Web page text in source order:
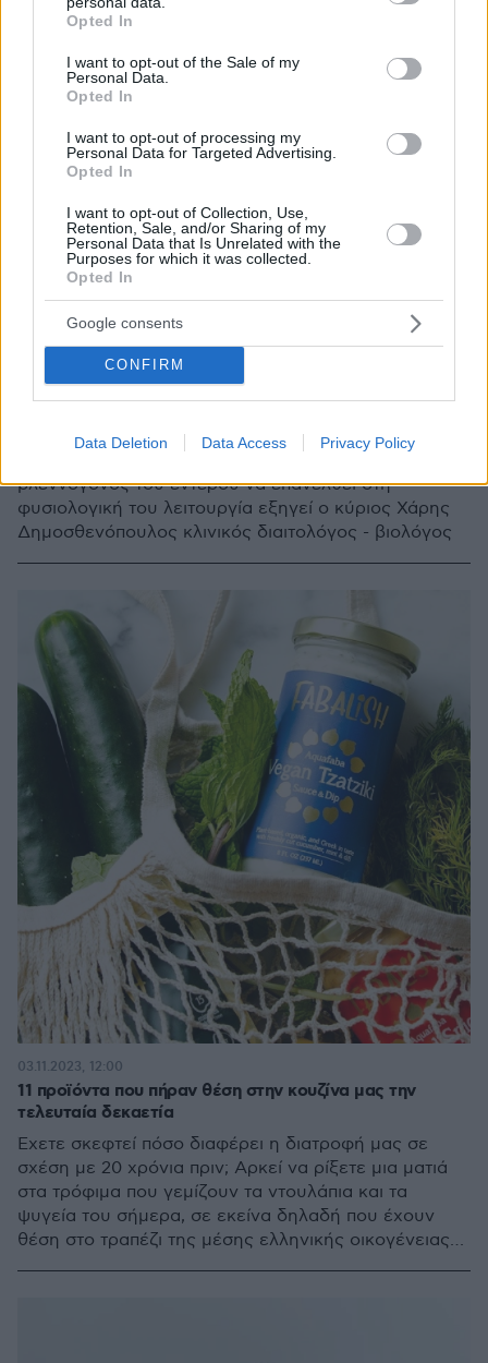
grant or deny consent to Google and its third-party tags to
use your data for below specified purposes in below Google
consent section.
Opted In
I want to opt-out of the Sale of my
Personal Data.
Opted In
I want to opt-out of processing my
Personal Data for Targeted Advertising.
Opted In
I want to opt-out of Collection, Use,
Retention, Sale, and/or Sharing of my
Personal Data that Is Unrelated with the
Purposes for which it was collected.
Opted In
Google consents
CONFIRM
Data Deletion Data Access Privacy Policy
Διατροφή χωρίς γλουτένη: Το αποκλειστικό «φάρμακο»
για την κοιλιοκάκη
Η σωστή διατροφή που είναι ελεύθερη γλουτένης
βλεννογόνος του εντέρου να επανέλθει στη
φυσιολογική του λειτουργία εξηγεί ο κύριος Χάρης
Δημοσθενόπουλος κλινικός διαιτολόγος - βιολόγος
16.02.2024, 09:13
11 προϊόντα που πήραν θέση στην κουζίνα μας την
τελευταία δεκαετία
Έχετε σκεφτεί πόσο διαφέρει η διατροφή μας σε
σχέση με 20 χρόνια πριν; Αρκεί να ρίξετε μια ματιά
στα τρόφιμα που γεμίζουν τα ντουλάπια και τα
ψυγεία του σήμερα, σε εκείνα δηλαδή που έχουν
θέση στο τραπέζι της μέσης ελληνικής οικογένειας
03.11.2023, 12:00